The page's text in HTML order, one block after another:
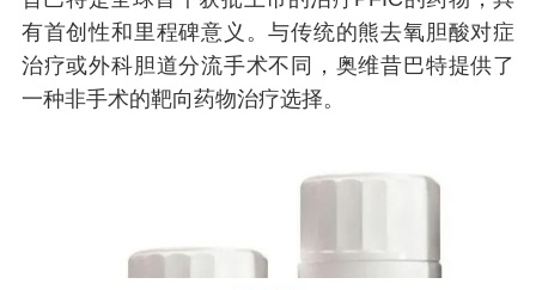
有首创性和里程碑意义。与传统的熊去氧胆酸对症
治疗或外科胆道分流手术不同，奥维昔巴特提供了
一种非手术的靶向药物治疗选择。